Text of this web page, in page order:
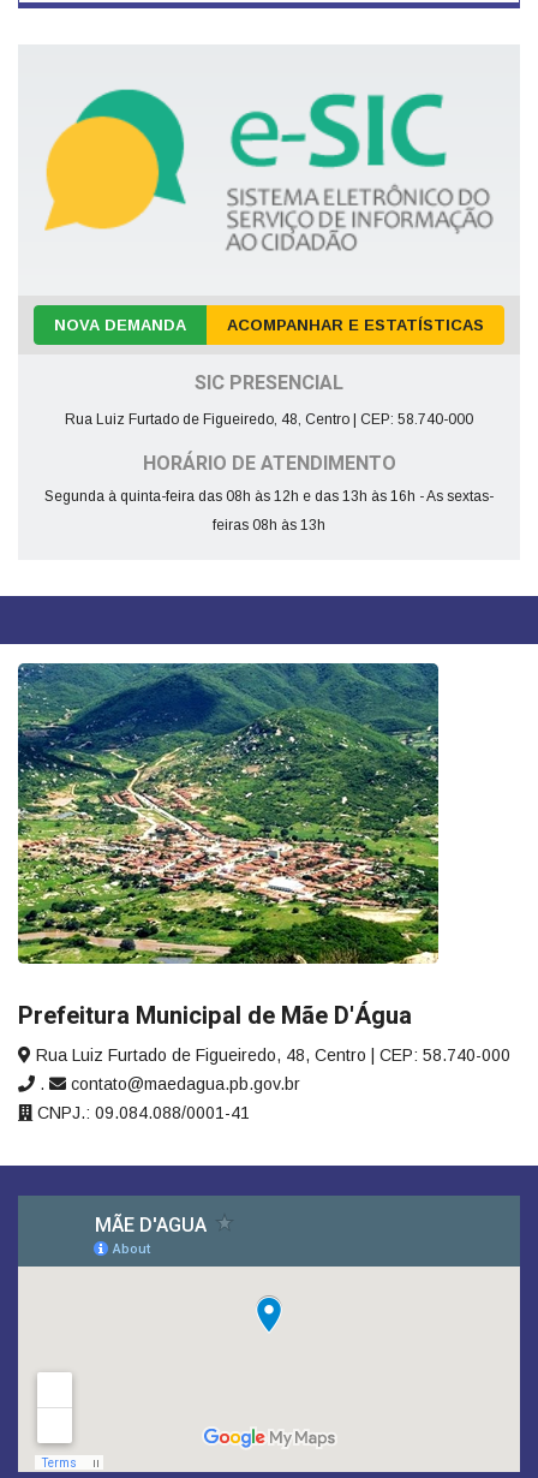
NOVA DEMANDA ACOMPANHAR E ESTATÍSTICAS
SIC PRESENCIAL
Rua Luiz Furtado de Figueiredo, 48, Centro | CEP: 58.740-000
HORÁRIO DE ATENDIMENTO
Segunda à quinta-feira das 08h às 12h e das 13h às 16h - As sextas-
feiras 08h às 13h
Prefeitura Municipal de Mãe D'Água
Rua Luiz Furtado de Figueiredo, 48, Centro | CEP: 58.740-000
.
contato@maedagua.pb.gov.br
CNPJ.: 09.084.088/0001-41